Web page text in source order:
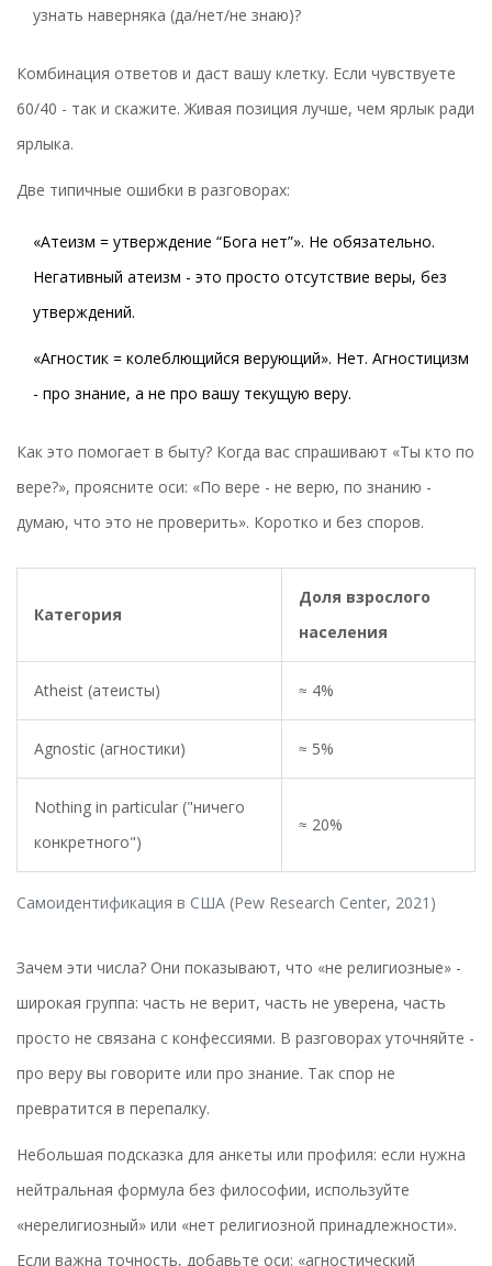
узнать наверняка (да/нет/не знаю)?
Комбинация ответов и даст вашу клетку. Если чувствуете
60/40 - так и скажите. Живая позиция лучше, чем ярлык ради
ярлыка.
Две типичные ошибки в разговорах:
«Атеизм = утверждение “Бога нет”». Не обязательно.
Негативный атеизм - это просто отсутствие веры, без
утверждений.
«Агностик = колеблющийся верующий». Нет. Агностицизм
- про знание, а не про вашу текущую веру.
Как это помогает в быту? Когда вас спрашивают «Ты кто по
вере?», проясните оси: «По вере - не верю, по знанию -
думаю, что это не проверить». Коротко и без споров.
Самоидентификация в США (Pew Research Center, 2021)
Категория
Доля взрослого
населения
Atheist (атеисты) ≈ 4%
Agnostic (агностики) ≈ 5%
Nothing in particular ("ничего
конкретного")
≈ 20%
Зачем эти числа? Они показывают, что «не религиозные» -
широкая группа: часть не верит, часть не уверена, часть
просто не связана с конфессиями. В разговорах уточняйте -
про веру вы говорите или про знание. Так спор не
превратится в перепалку.
Небольшая подсказка для анкеты или профиля: если нужна
нейтральная формула без философии, используйте
«нерелигиозный» или «нет религиозной принадлежности».
Если важна точность, добавьте оси: «агностический